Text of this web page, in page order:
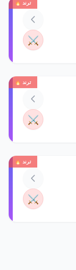
ترند 🔥
⚔️
ترند 🔥
⚔️
ترند 🔥
⚔️